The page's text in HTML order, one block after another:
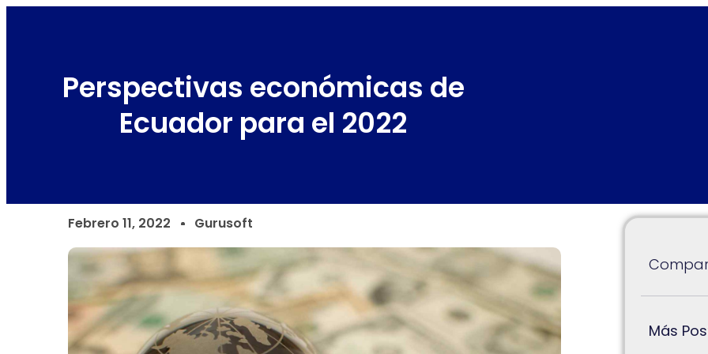
Perspectivas económicas de
Ecuador para el 2022
Febrero 11, 2022 Gurusoft
Más